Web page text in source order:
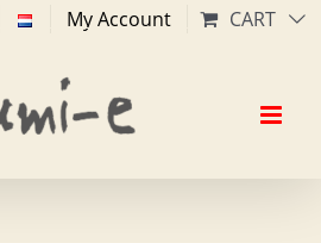
My Account CART